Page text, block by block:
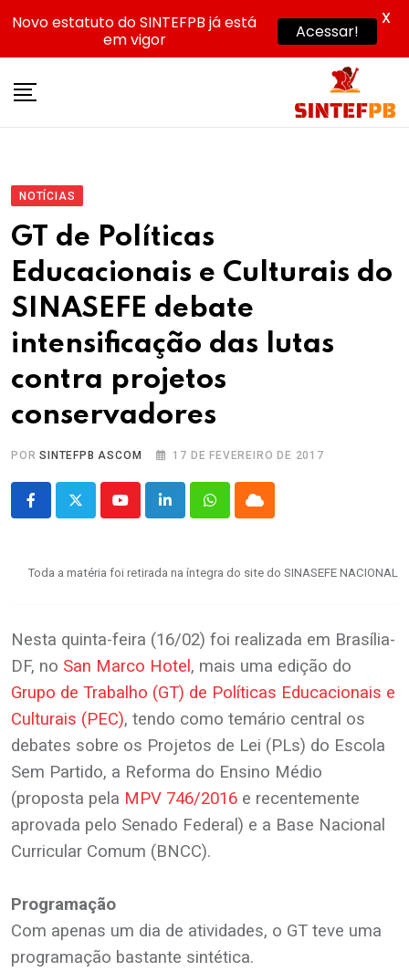
NOTÍCIAS
GT de Políticas
Educacionais e Culturais do
SINASEFE debate
intensificação das lutas
contra projetos
conservadores
PORSINTEFPB ASCOM 17 DE FEVEREIRO DE 2017
YoutubeLinkedInWhatsappCloud
Toda a matéria foi retirada na íntegra do site do SINASEFE NACIONAL
Nesta quinta-feira (16/02) foi realizada em Brasília-
DF, no San Marco Hotel , mais uma edição do
Grupo de Trabalho (GT) de Políticas Educacionais e
Culturais (PEC), tendo como temário central os
debates sobre os Projetos de Lei (PLs) do Escola
Sem Partido, a Reforma do Ensino Médio
(proposta pela MPV 746/2016 e recentemente
aprovada pelo Senado Federal) e a Base Nacional
Curricular Comum (BNCC).
Programação
Com apenas um dia de atividades, o GT teve uma
programação bastante sintética.
Novo estatuto do SINTEFPB já está
em vigor
Acessar!
X